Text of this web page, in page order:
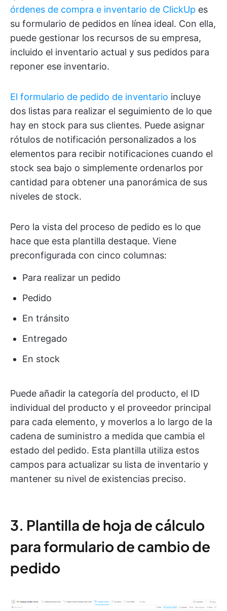
órdenes de compra e inventario de ClickUp es
su formulario de pedidos en línea ideal. Con ella,
puede gestionar los recursos de su empresa,
incluido el inventario actual y sus pedidos para
reponer ese inventario.
El formulario de pedido de inventario incluye
dos listas para realizar el seguimiento de lo que
hay en stock para sus clientes. Puede asignar
rótulos de notificación personalizados a los
elementos para recibir notificaciones cuando el
stock sea bajo o simplemente ordenarlos por
cantidad para obtener una panorámica de sus
niveles de stock.
Pero la vista del proceso de pedido es lo que
hace que esta plantilla destaque. Viene
preconfigurada con cinco columnas:
Para realizar un pedido
Pedido
En tránsito
Entregado
En stock
Puede añadir la categoría del producto, el ID
individual del producto y el proveedor principal
para cada elemento, y moverlos a lo largo de la
cadena de suministro a medida que cambia el
estado del pedido. Esta plantilla utiliza estos
campos para actualizar su lista de inventario y
mantener su nivel de existencias preciso.
3. Plantilla de hoja de cálculo
para formulario de cambio de
pedido